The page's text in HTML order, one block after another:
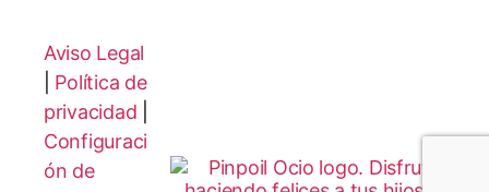
Aviso Legal
Política de
privacidad
Configuraci
ón de